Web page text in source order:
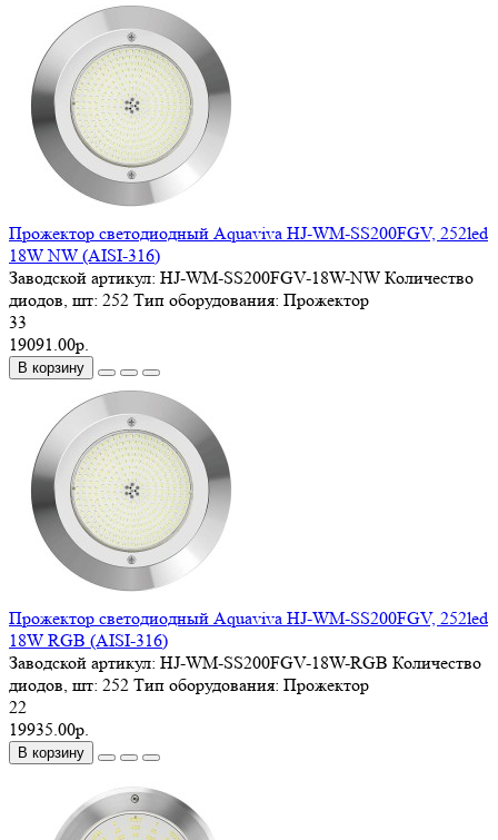
Прожектор светодиодный Aquaviva HJ-WM-SS200FGV, 252led
18W NW (AISI-316)
Заводской артикул: HJ-WM-SS200FGV-18W-NW Количество
диодов, шт: 252 Тип оборудования: Прожектор
33
19091.00р.
В корзину
Прожектор светодиодный Aquaviva HJ-WM-SS200FGV, 252led
18W RGB (AISI-316)
Заводской артикул: HJ-WM-SS200FGV-18W-RGB Количество
диодов, шт: 252 Тип оборудования: Прожектор
22
19935.00р.
В корзину